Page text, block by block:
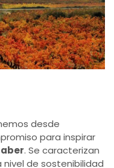
desde
para inspirar
. Se caracterizan
de sostenibilidad